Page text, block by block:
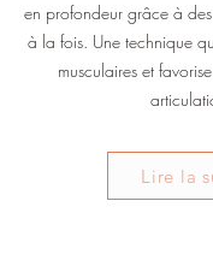
en profondeur grâce à
à la fois. Une technique
musculaires et
Lire la